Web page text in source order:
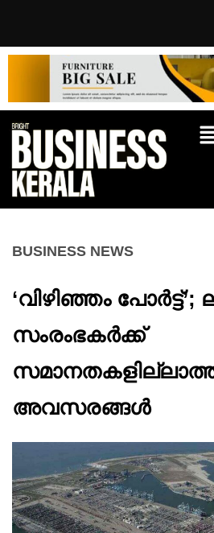
BUSINESS NEWS
‘വിഴിഞ്ഞം
സംരംഭകർക്ക്
അവസരങ്ങൾ